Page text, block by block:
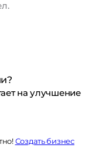
на улучшение
Создать бизнес